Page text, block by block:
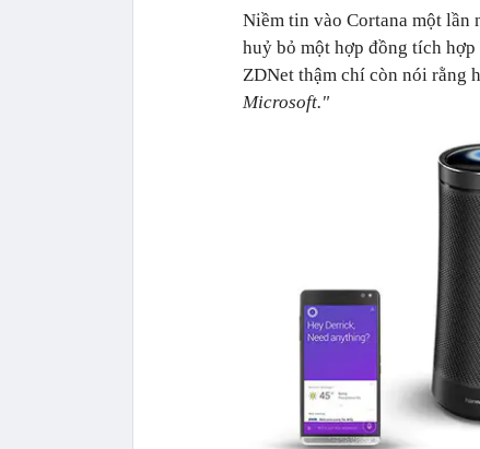
Niềm tin vào Cortana một
huỷ bỏ một hợp đồng tích
ZDNet thậm chí còn nói rằng
Microsoft."